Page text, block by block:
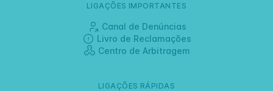
LIGAÇÕES IMPORTANTES
Canal de Denúncias
Livro de Reclamações
Centro de Arbitragem
LIGAÇÕES RÁPIDAS